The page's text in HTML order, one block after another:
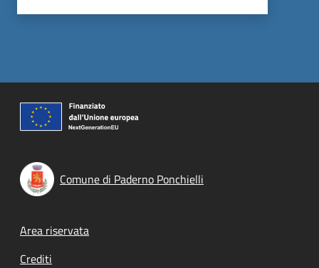
Comune di Paderno Ponchielli
Footer menu
Area riservata
Crediti